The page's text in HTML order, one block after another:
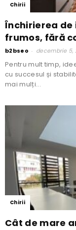
Chirii
Închirierea
frumos, fără
b2bseo - decembrie 5,
Pentru mult timp,
cu succesul și
mai mulți...
Chirii
Cât de mare